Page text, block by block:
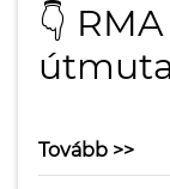
👇
Tovább >>